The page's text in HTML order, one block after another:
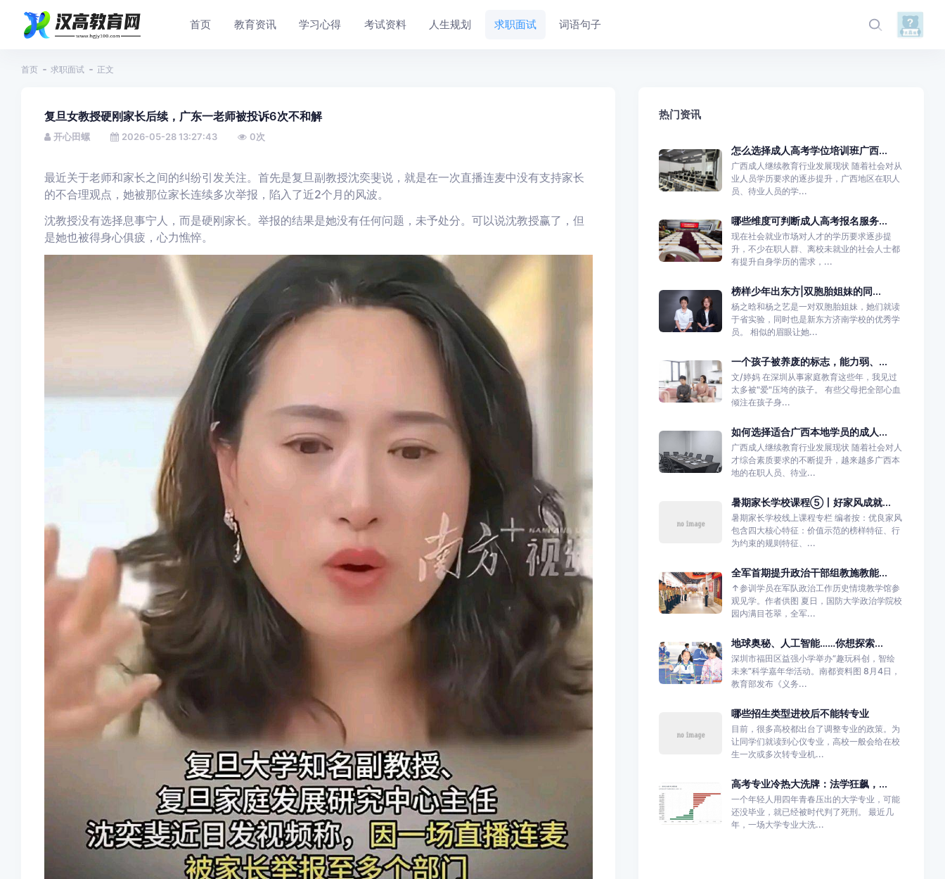
首页 教育资讯 学习心得 考试资料 人生规划 求职面试 词语句子
首页 求职面试 正文
复旦女教授硬刚家长后续，广东一老师被投诉6次不和解
开心田螺 2026-05-28 13:27:43 0次
最近关于老师和家长之间的纠纷引发关注。首先是复旦副教授沈奕斐说，就是在一次直播连麦中没有支持家长
的不合理观点，她被那位家长连续多次举报，陷入了近2个月的风波。
沈教授没有选择息事宁人，而是硬刚家长。举报的结果是她没有任何问题，未予处分。可以说沈教授赢了，但
是她也被得身心俱疲，心力憔悴。
热门资讯
怎么选择成人高考学位培训班广西...
广西成人继续教育行业发展现状 随着社会对从
业人员学历要求的逐步提升，广西地区在职人
员、待业人员的学...
哪些维度可判断成人高考报名服务...
现在社会就业市场对人才的学历要求逐步提
升，不少在职人群、离校未就业的社会人士都
有提升自身学历的需求，...
榜样少年出东方|双胞胎姐妹的同...
杨之晗和杨之艺是一对双胞胎姐妹，她们就读
于省实验，同时也是新东方济南学校的优秀学
员。 相似的眉眼让她...
一个孩子被养废的标志，能力弱、...
文/婷妈 在深圳从事家庭教育这些年，我见过
太多被"爱"压垮的孩子。 有些父母把全部心血
倾注在孩子身...
如何选择适合广西本地学员的成人...
广西成人继续教育行业发展现状 随着社会对人
才综合素质要求的不断提升，越来越多广西本
地的在职人员、待业...
暑期家长学校课程⑤丨好家风成就...
暑期家长学校线上课程专栏 编者按：优良家风
包含四大核心特征：价值示范的榜样特征、行
为约束的规则特征、...
全军首期提升政治干部组教施教能...
↑参训学员在军队政治工作历史情境教学馆参
观见学。作者供图 夏日，国防大学政治学院校
园内满目苍翠，全军...
地球奥秘、人工智能……你想探索...
深圳市福田区益强小学举办“趣玩科创，智绘
未来”科学嘉年华活动。南都资料图 8月4日，
教育部发布《义务...
哪些招生类型进校后不能转专业
目前，很多高校都出台了调整专业的政策。为
让同学们就读到心仪专业，高校一般会给在校
生一次或多次转专业机...
高考专业冷热大洗牌：法学狂飙，...
一个年轻人用四年青春压出的大学专业，可能
还没毕业，就已经被时代判了死刑。 最近几
年，一场大学专业大洗...